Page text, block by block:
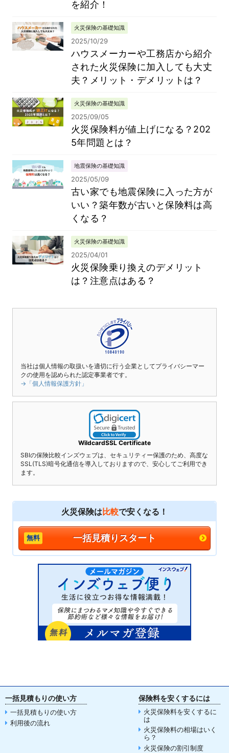
を紹介！
火災保険の基礎知識
2025/10/29
ハウスメーカーや工務店から紹介
された火災保険に加入しても大丈
夫？メリット・デメリットは？
火災保険の基礎知識
2025/09/05
火災保険料が値上げになる？202
5年問題とは？
地震保険の基礎知識
2025/05/09
古い家でも地震保険に入った方が
いい？築年数が古いと保険料は高
くなる？
火災保険の基礎知識
2025/04/01
火災保険乗り換えのデメリット
は？注意点はある？
当社は個人情報の取扱いを適切に行う企業としてプライバシーマー
クの使用を認められた認定事業者です。
→「個人情報保護方針」
WildcardSSL Certificate
SBIの保険比較インズウェブは、セキュリティー保護のため、高度な
SSL(TLS)暗号化通信を導入しておりますので、安心してご利用でき
ます。
火災保険は比較で安くなる！
一括見積りスタート
一括見積もりの使い方
一括見積もりの使い方
利用後の流れ
保険料を安くするには
火災保険料を安くするに
は
火災保険料の相場はいく
ら？
火災保険の割引制度